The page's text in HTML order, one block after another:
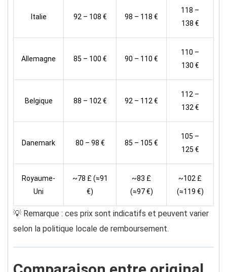
Italie 92 – 108 € 98 – 118 €
118 –
138 €
Allemagne 85 – 100 € 90 – 110 €
110 –
130 €
Belgique 88 – 102 € 92 – 112 €
112 –
132 €
Danemark 80 – 98 € 85 – 105 €
105 –
125 €
Royaume-
Uni
~78 £ (≈91
€)
~83 £
(≈97 €)
~102 £
(≈119 €)
💡 Remarque : ces prix sont indicatifs et peuvent varier
selon la politique locale de remboursement.